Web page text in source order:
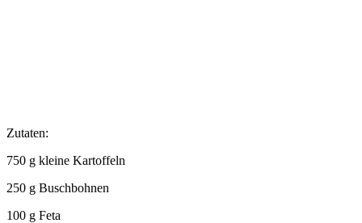
Zutaten:
750 g kleine Kartoffeln
250 g Buschbohnen
100 g Feta